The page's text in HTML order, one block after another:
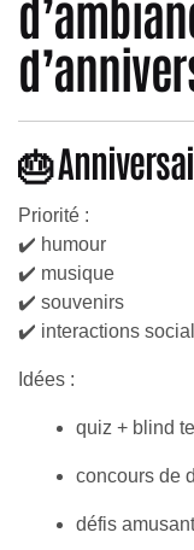
🎂
Priorité :
✔️ humour
✔️ musique
✔️ souvenirs
✔️ interactions
Idées :
quiz + blind
concours de
défis